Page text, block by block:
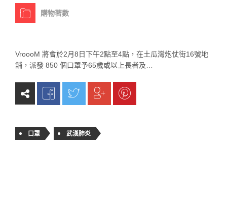
購物著數
VroooM 將會於2月8日下午2點至4點，在土瓜灣炮仗街16號地
舖，派發 850 個口罩予65歲或以上長者及…
口罩 武漢肺炎